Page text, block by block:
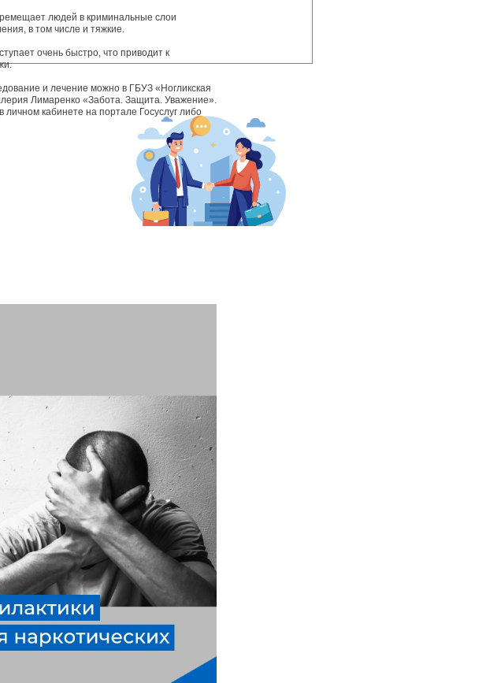
людей в криминальные слои
в том числе и тяжкие.
очень быстро, что приводит к
и лечение можно в ГБУЗ «Ногликская
Лимаренко «Забота. Защита. Уважение».
кабинете на портале Госуслуг либо